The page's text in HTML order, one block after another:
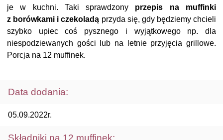
je w kuchni. Taki sprawdzony przepis na muffinki
z borówkami i czekoladą przyda się, gdy będziemy chcieli
szybko upiec coś pysznego i wyjątkowego np. dla
niespodziewanych gości lub na letnie przyjęcia grillowe.
Porcja na 12 muffinek.
Data dodania:
05.09.2022r.
Składniki na 12 muffinek: